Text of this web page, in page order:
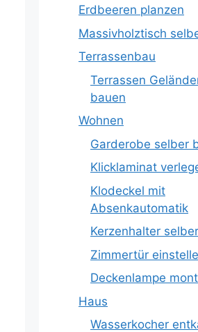
Erdbeeren planzen
Massivholztisch
Terrassenbau
Terrassen
bauen
Wohnen
Garderobe selber
Klicklaminat
Klodeckel mit
Absenkautomatik
Kerzenhalter
Zimmertür
Deckenlampe
Haus
Wasserkocher